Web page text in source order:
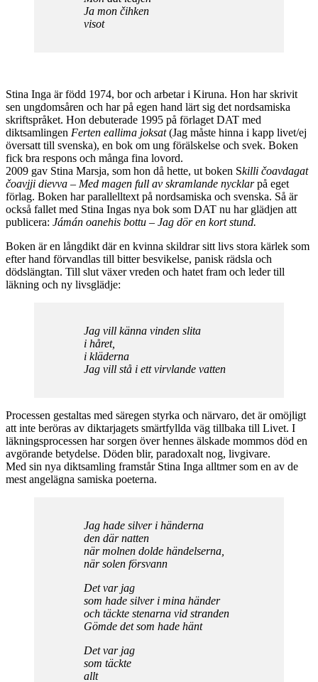
Ja mon čihken
visot
Stina Inga är född 1974, bor och arbetar i Kiruna. Hon har skrivit
sen ungdomsåren och har på egen hand lärt sig det nordsamiska
skriftspråket. Hon debuterade 1995 på förlaget DAT med
diktsamlingen Ferten eallima joksat(Jag måste hinna i kapp livet/ej
översatt till svenska), en bok om ung förälskelse och svek. Boken
fick bra respons och många fina lovord.
2009 gav Stina Marsja, som hon då hette, ut boken Skilli čoavdagat
čoavjji dievva – Med magen full av skramlande nycklarpå eget
förlag. Boken har parallelltext på nordsamiska och svenska. Så är
också fallet med Stina Ingas nya bok som DAT nu har glädjen att
publicera: Jámán oanehis bottu – Jag dör en kort stund.
Boken är en långdikt där en kvinna skildrar sitt livs stora kärlek som
efter hand förvandlas till bitter besvikelse, panisk rädsla och
dödslängtan. Till slut växer vreden och hatet fram och leder till
läkning och ny livsglädje:
Jag vill känna vinden slita
i håret,
i kläderna
Jag vill stå i ett virvlande vatten
Processen gestaltas med säregen styrka och närvaro, det är omöjligt
att inte beröras av diktarjagets smärtfyllda väg tillbaka till Livet. I
läkningsprocessen har sorgen över hennes älskade mommos död en
avgörande betydelse. Döden blir, paradoxalt nog, livgivare.
Med sin nya diktsamling framstår Stina Inga alltmer som en av de
mest angelägna samiska poeterna.
Jag hade silver i händerna
den där natten
när molnen dolde händelserna,
när solen försvann
Det var jag
som hade silver i mina händer
och täckte stenarna vid stranden
Gömde det som hade hänt
Det var jag
som täckte
allt